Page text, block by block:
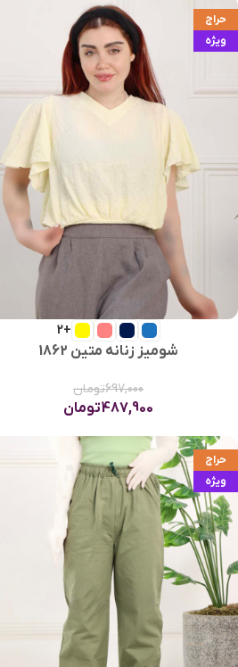
حراج
ویژه
+2
شومیز زنانه متین 1862
697,000تومان
487,900تومان
حراج
ویژه